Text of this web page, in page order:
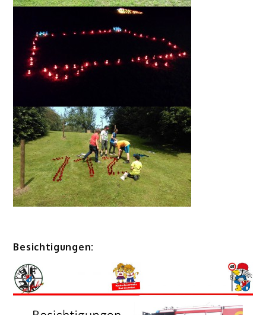
Besichtigungen: